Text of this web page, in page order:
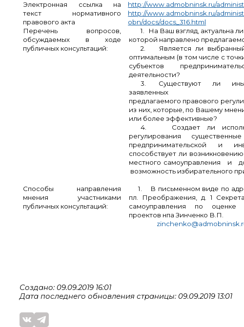
Электронная ссылка на
текст нормативного
правового акта
http://www.admobninsk.ru/
http://www.admobninsk.ru/
obn/docs/docs_316.html
Перечень вопросов,
обсуждаемых в ходе
публичных консультаций:
1.
На Ваш взгляд, актуальна
которой направлено
2.
Является ли
оптимальным (в том числе с
субъектов
деятельности?
3.
Существуют ли
предлагаемого правового
из них, которые, по Вашему
или более эффективные?
4.
Создает ли
регулирования
предпринимательской и
способствует ли
местного самоуправления и
возможность избирательного
Способы направления
мнения участниками
публичных консультаций:
1.
В письменном виде по
пл. Преображения, д. 1
самоуправления по оценке
проектов нпа Зинченко В.П.
zinchenko
Создано: 09.09.2019 16:01
Дата последнего обновления страницы: 09.09.2019 13:01